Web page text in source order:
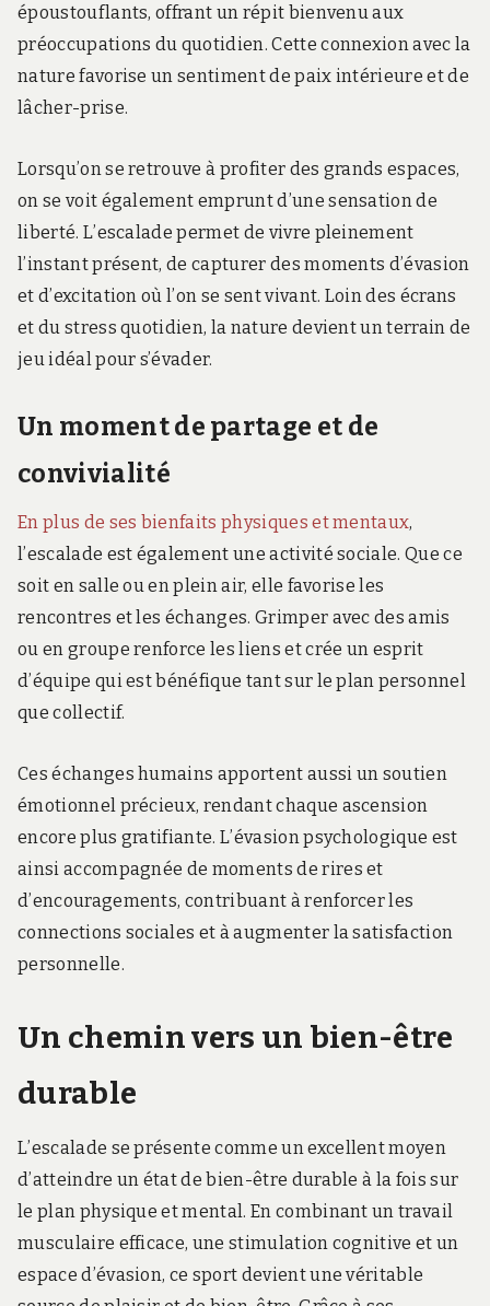
époustouflants, offrant un répit bienvenu aux
préoccupations du quotidien. Cette connexion avec la
nature favorise un sentiment de paix intérieure et de
lâcher-prise.
Lorsqu’on se retrouve à profiter des grands espaces,
on se voit également emprunt d’une sensation de
liberté. L’escalade permet de vivre pleinement
l’instant présent, de capturer des moments d’évasion
et d’excitation où l’on se sent vivant. Loin des écrans
et du stress quotidien, la nature devient un terrain de
jeu idéal pour s’évader.
Un moment de partage et de
convivialité
En plus de ses bienfaits physiques et mentaux,
l’escalade est également une activité sociale. Que ce
soit en salle ou en plein air, elle favorise les
rencontres et les échanges. Grimper avec des amis
ou en groupe renforce les liens et crée un esprit
d’équipe qui est bénéfique tant sur le plan personnel
que collectif.
Ces échanges humains apportent aussi un soutien
émotionnel précieux, rendant chaque ascension
encore plus gratifiante. L’évasion psychologique est
ainsi accompagnée de moments de rires et
d’encouragements, contribuant à renforcer les
connections sociales et à augmenter la satisfaction
personnelle.
Un chemin vers un bien-être
durable
L’escalade se présente comme un excellent moyen
d’atteindre un état de bien-être durable à la fois sur
le plan physique et mental. En combinant un travail
musculaire efficace, une stimulation cognitive et un
espace d’évasion, ce sport devient une véritable